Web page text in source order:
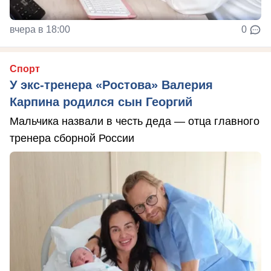
вчера в 18:00 0
Спорт
У экс-тренера «Ростова» Валерия
Карпина родился сын Георгий
Мальчика назвали в честь деда — отца главного
тренера сборной России